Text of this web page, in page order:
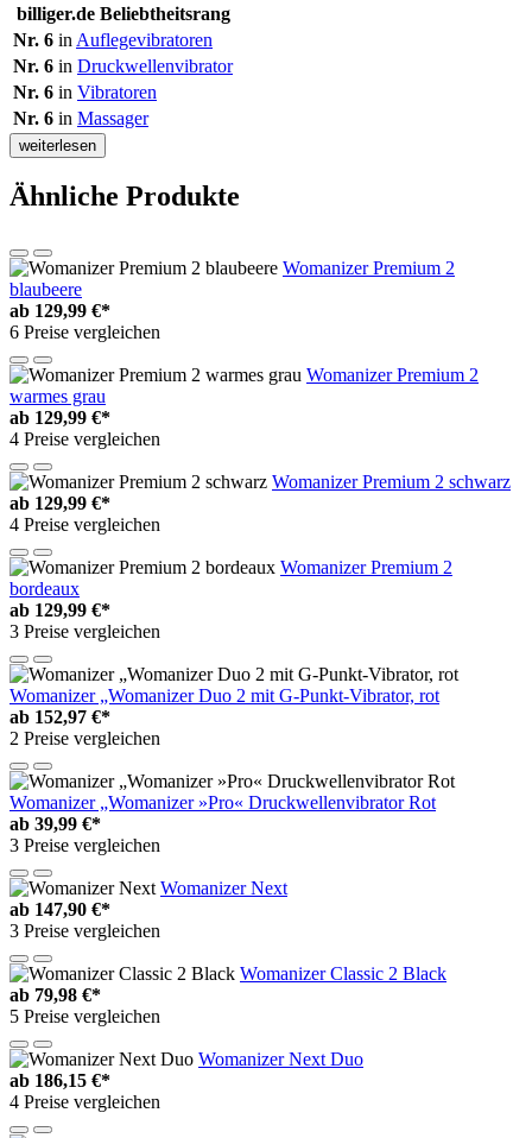
billiger.de Beliebtheitsrang
Nr. 6 in Auflegevibratoren
Nr. 6 in Druckwellenvibrator
Nr. 6 in Vibratoren
Nr. 6 in Massager
weiterlesen
Ähnliche Produkte
Womanizer Premium 2
blaubeere
ab 129,99 €*
6 Preise vergleichen
Womanizer Premium 2
warmes grau
ab 129,99 €*
4 Preise vergleichen
Womanizer Premium 2 schwarz
ab 129,99 €*
4 Preise vergleichen
Womanizer Premium 2
bordeaux
ab 129,99 €*
3 Preise vergleichen
Womanizer „Womanizer Duo 2 mit G-Punkt-Vibrator, rot
ab 152,97 €*
2 Preise vergleichen
Womanizer „Womanizer »Pro« Druckwellenvibrator Rot
ab 39,99 €*
3 Preise vergleichen
Womanizer Next
ab 147,90 €*
3 Preise vergleichen
Womanizer Classic 2 Black
ab 79,98 €*
5 Preise vergleichen
Womanizer Next Duo
ab 186,15 €*
4 Preise vergleichen